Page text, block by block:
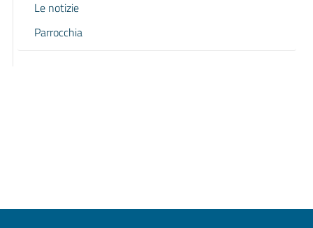
Le notizie
Parrocchia